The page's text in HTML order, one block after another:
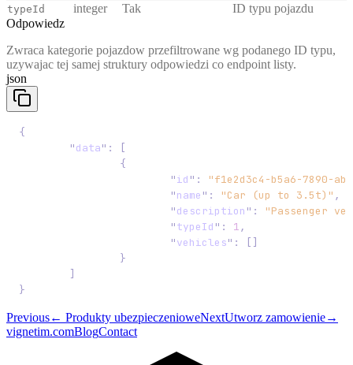
typeId integer Tak
ID typu pojazdu
Odpowiedz
Zwraca kategorie pojazdow przefiltrowane wg podanego ID typu,
uzywajac tej samej struktury odpowiedzi co endpoint listy.
json
{
	"
data" :
[
		{
			"
id " :
"f1e2d3c4-b5a6-7890-
			"
name " : "Car (up to 3.5t)" ,
			"
description " :
"Passenger
			"
typeId " : 1 ,
			"
vehicles" :
[]
		}
	]
}
Previous← Produkty ubezpieczenioweNextUtworz zamowienie→
vignetim.comBlogContact